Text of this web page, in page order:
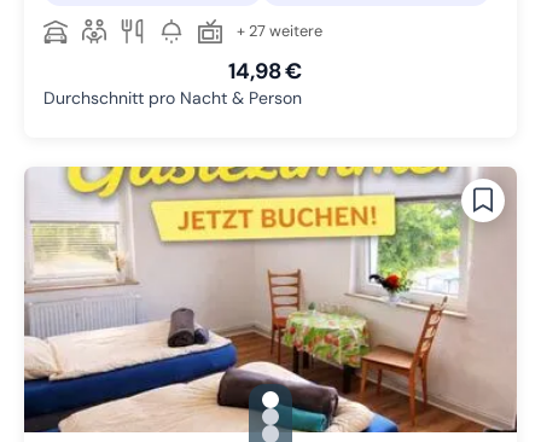
+ 27 weitere
14,98 €
Durchschnitt pro Nacht & Person
gallery.slide_selector
Zu Slide 1 wechseln
Zu Slide 2 wechseln